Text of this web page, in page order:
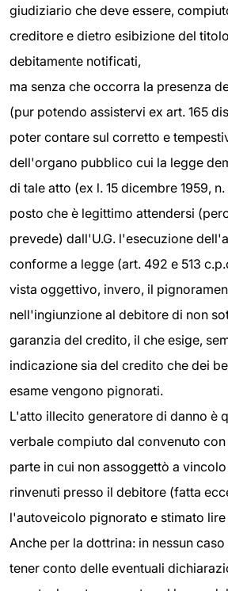
giudiziario che deve essere,
creditore e dietro esibizione del
debitamente notificati,
ma senza che occorra la presenza
(pur potendo assistervi ex art. 165
poter contare sul corretto e
dell'organo pubblico cui la legge
di tale atto (ex l. 15 dicembre 1959,
posto che è legittimo attendersi
prevede) dall'U.G. l'esecuzione
conforme a legge (art. 492 e 513
vista oggettivo, invero, il
nell'ingiunzione al debitore di non
garanzia del credito, il che esige,
indicazione sia del credito che dei
esame vengono pignorati.
L'atto illecito generatore di danno è
verbale compiuto dal convenuto
parte in cui non assoggettò a
rinvenuti presso il debitore (fatta
l'autoveicolo pignorato e stimato
Anche per la dottrina: in nessun
tener conto delle eventuali